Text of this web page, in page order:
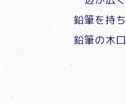
鉛筆を持
鉛筆の木